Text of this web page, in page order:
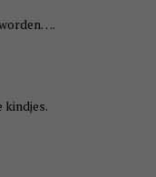
kindjes.